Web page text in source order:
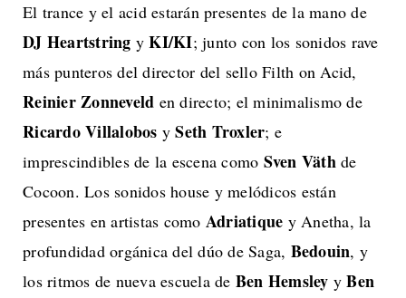
El trance y el acid estarán presentes de la mano de
DJ Heartstring yKI/KI; junto con los sonidos rave
más punteros del director del sello Filth on Acid,
Reinier Zonneveld en directo; el minimalismo de
Ricardo Villalobos ySeth Troxler; e
imprescindibles de la escena como Sven Väthde
Cocoon. Los sonidos house y melódicos están
presentes en artistas como Adriatique y Anetha, la
profundidad orgánica del dúo de Saga, Bedouin, y
los ritmos de nueva escuela de Ben Hemsley yBen